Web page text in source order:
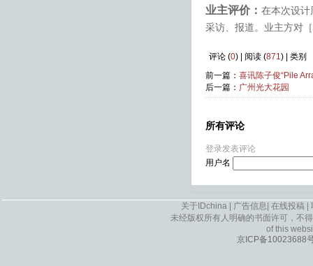
业主评价： 在本次设计
采访、报道。业主方对
评论 (0) | 阅读 (871) | 类别
前一篇： 喜讯陈子俊“Pile
后一篇： 广州光大花园
所有评论
登录发表评论
用户名
关于IDchina 广告信息 在线投稿
未经版权所有人明确的书面许可，不
of this
京ICP备10023688